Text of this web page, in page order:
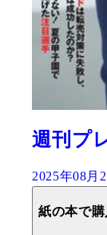
週刊プ
2025年08月
紙の本で購